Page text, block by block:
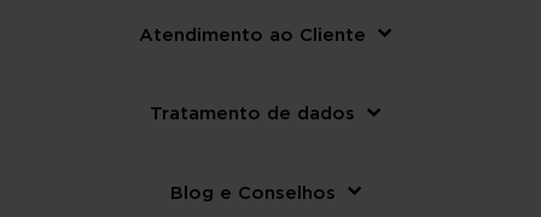
Atendimento ao Cliente
Tratamento de dados
Blog e Conselhos